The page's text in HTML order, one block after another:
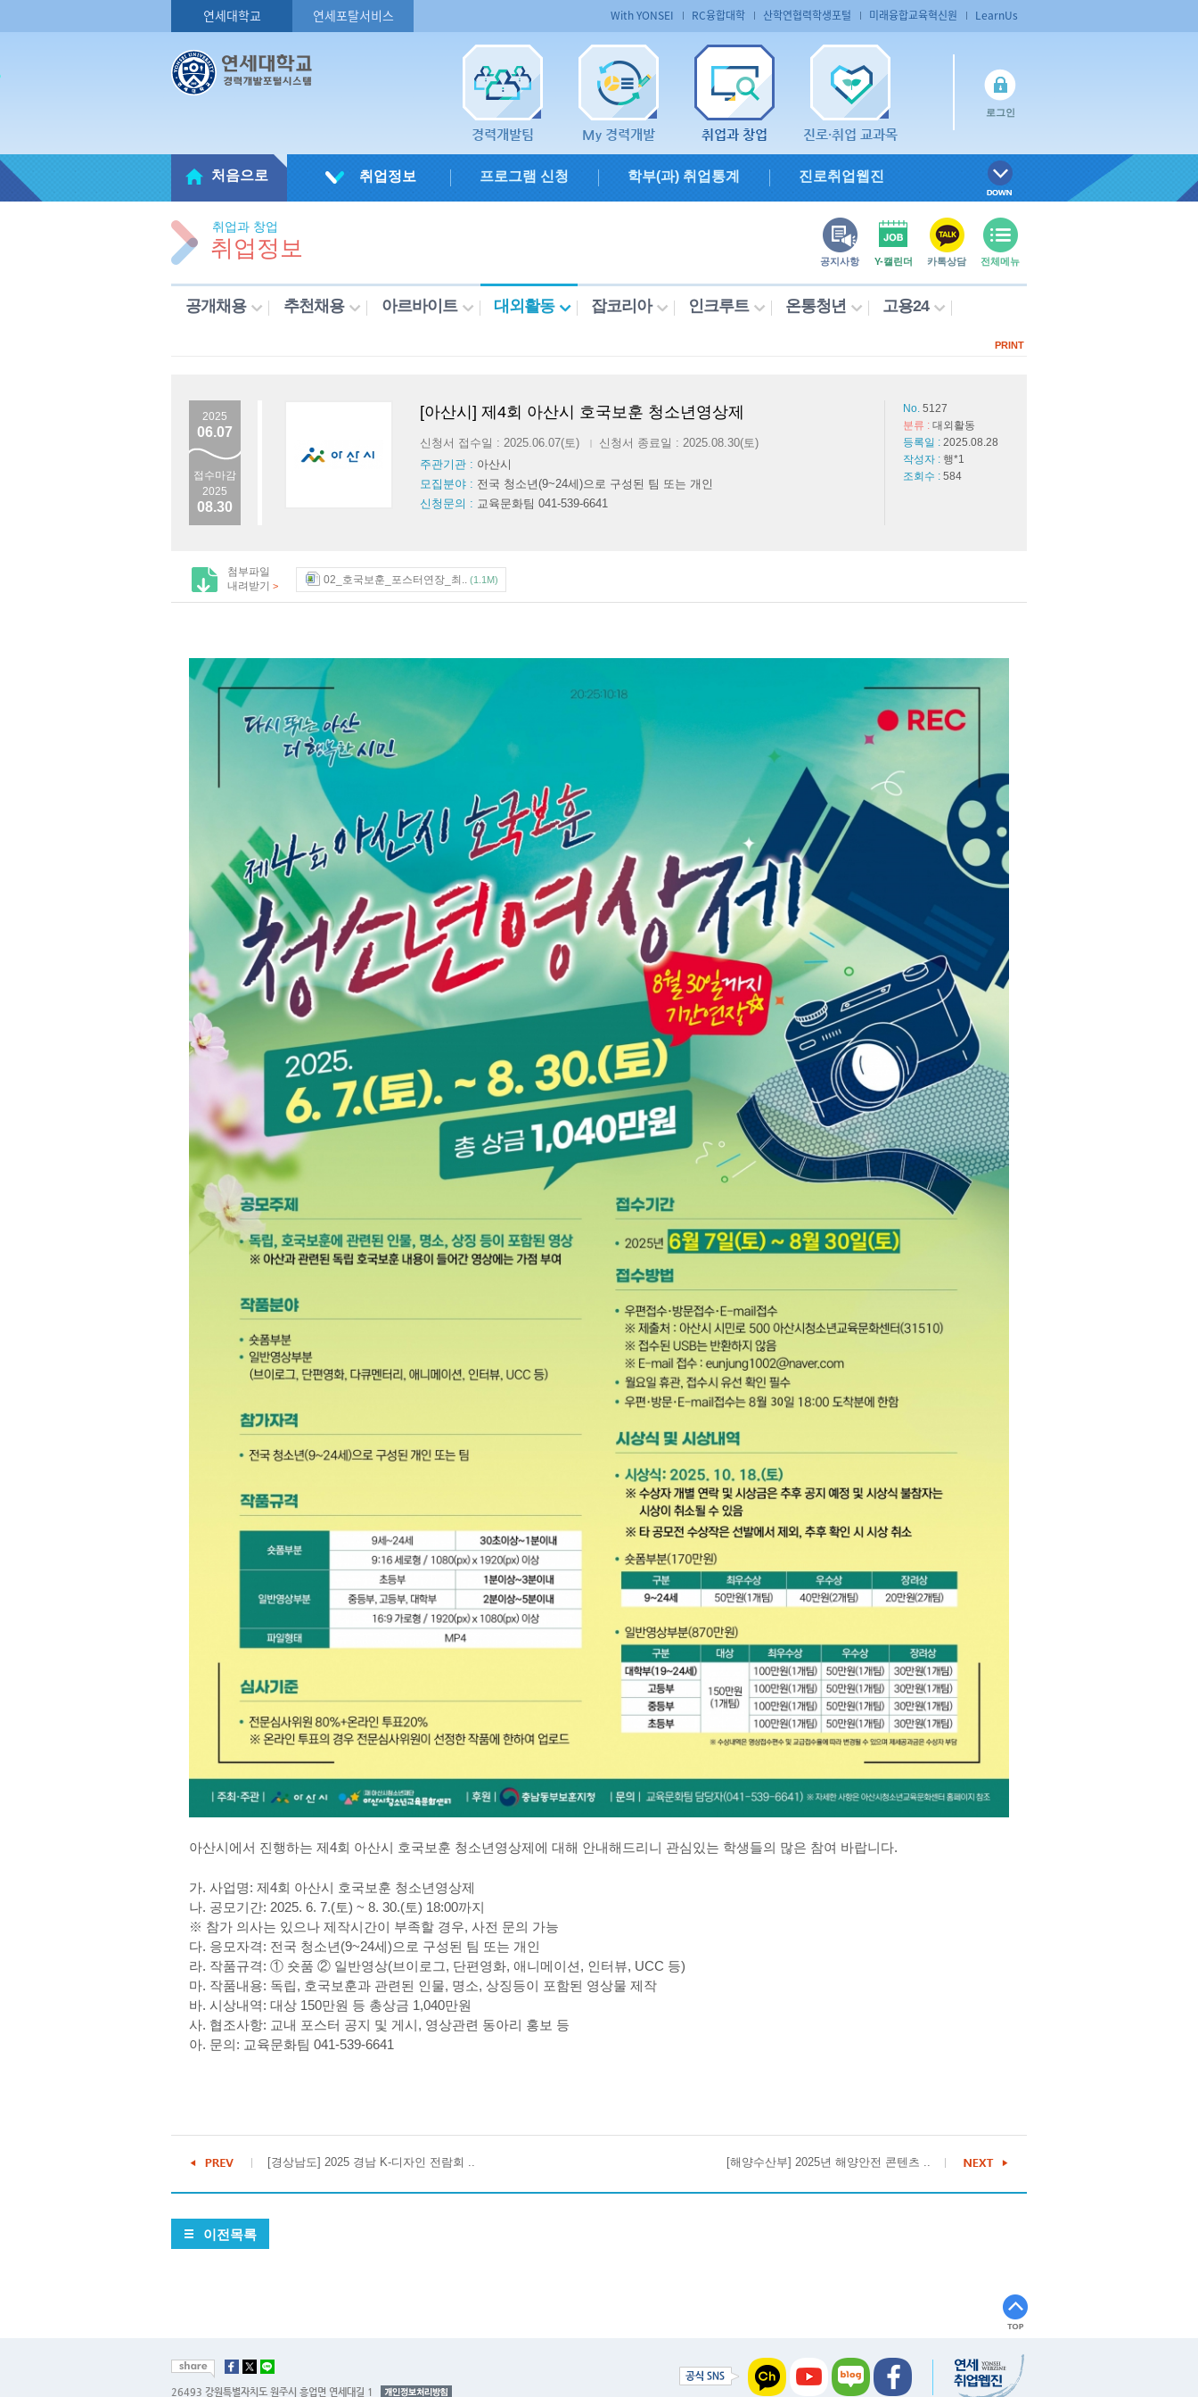
연세대학교 연세포탈서비스 LearnUs
미래융합교육혁신원
산학연협력학생포털
RC융합대학
With YONSEI
로그인
진로·취업 교과목
취업과 창업
My 경력개발
경력개발팀
처음으로 취업정보 프로그램 신청 학부(과) 취업통계 진로취업웹진
취업과 창업
취업정보 전체메뉴
카톡상담
Y-캘린더
공지사항
공개채용 추천채용 아르바이트 대외활동 잡코리아 인크루트 온통청년 고용24
PRINT
2025
06.07
접수마감
2025
08.30
[아산시] 제4회 아산시 호국보훈 청소년영상제
신청서 접수일 : 2025.06.07(토) |
신청서 종료일 : 2025.08.30(토)
주관기관 : 아산시
모집분야 : 전국 청소년(9~24세)으로 구성된 팀 또는 개인
신청문의 : 교육문화팀 041-539-6641
No. 5127
분류 : 대외활동
등록일 : 2025.08.28
작성자 : 행*1
조회수 : 584
첨부파일
내려받기 > 02_호국보훈_포스터연장_최.. (1.1M)
아산시에서 진행하는 제 4회 아산시 호국보훈 청소년영상제에 대해 안내해드리니 관심있는 학생들의 많은 참여 바랍니다.
가. 사업명: 제 4회 아산시 호국보훈 청소년영상제
나. 공모기간: 2025. 6. 7.(토) ~ 8. 30.(토) 18:00까지
※ 참가 의사는 있으나 제작시간이 부족할 경우, 사전 문의 가능
다. 응모자격: 전국 청소년 (9~24세 )으로 구성된 팀 또는 개인
라. 작품규격: ① 숏품 ② 일반영상(브이로그, 단편영화, 애니메이션 , 인터뷰, UCC 등)
마. 작품내용: 독립, 호국보훈과 관련된 인물, 명소, 상징등이 포함된 영상물 제작
바. 시상내역: 대상 150만원 등 총상금 1,040만원
사. 협조사항: 교내 포스터 공지 및 게시 , 영상관련 동아리 홍보 등
아. 문의 : 교육문화팀 041-539-6641
[경상남도] 2025 경남 K-디자인 전람회 .. [해양수산부] 2025년 해양안전 콘텐츠 ..
이전목록
26493 강원특별자치도 원주시 흥업면 연세대길 1